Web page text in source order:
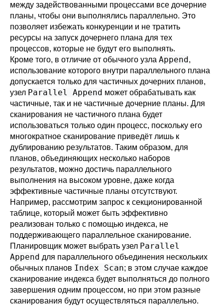
между задействованными процессами все дочерние
планы, чтобы они выполнялись параллельно. Это
позволяет избежать конкуренции и не тратить
ресурсы на запуск дочернего плана для тех
процессов, которые не будут его выполнять.
Кроме того, в отличие от обычного узла Append,
использование которого внутри параллельного плана
допускается только для частичных дочерних планов,
узел Parallel Append может обрабатывать как
частичные, так и не частичные дочерние планы. Для
сканирования не частичного плана будет
использоваться только один процесс, поскольку его
многократное сканирование приведёт лишь к
дублированию результатов. Таким образом, для
планов, объединяющих несколько наборов
результатов, можно достичь параллельного
выполнения на высоком уровне, даже когда
эффективные частичные планы отсутствуют.
Например, рассмотрим запрос к секционированной
таблице, который может быть эффективно
реализован только с помощью индекса, не
поддерживающего параллельное сканирование.
Планировщик может выбрать узел Parallel
Append для параллельного объединения нескольких
обычных планов Index Scan; в этом случае каждое
сканирование индекса будет выполняться до полного
завершения одним процессом, но при этом разные
сканирования будут осуществляться параллельно.